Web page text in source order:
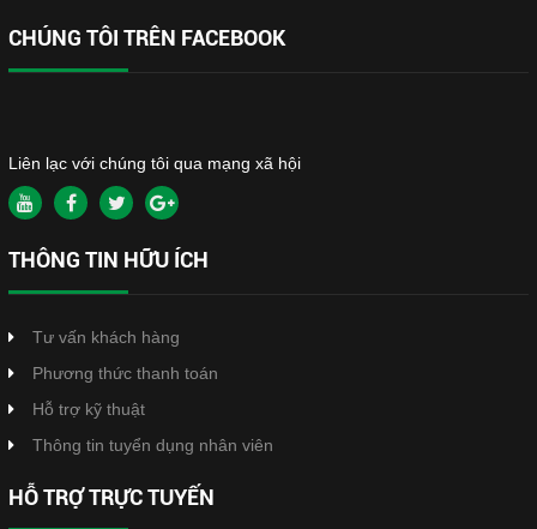
CHÚNG TÔI TRÊN FACEBOOK
Liên lạc với chúng tôi qua mạng xã hội
THÔNG TIN HỮU ÍCH
Tư vấn khách hàng
Phương thức thanh toán
Hỗ trợ kỹ thuật
Thông tin tuyển dụng nhân viên
HỖ TRỢ TRỰC TUYẾN